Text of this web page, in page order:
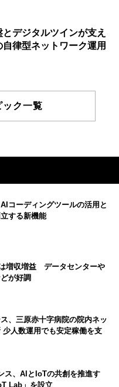
デジタルツインが支え
律型ネットワーク運用
ック一覧
コーディングツールの活用と
する新機能
増収増益 データセンターや
が好調
、三原赤十字病院の院内ネッ
少人数運用でも安定稼働を支
ス、AIとIoTの共創を推進す
Lab」を設立